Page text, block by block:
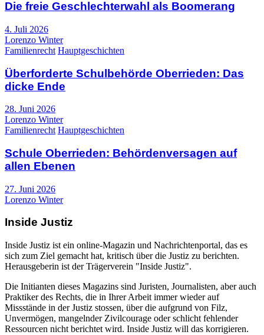
Die freie Geschlechterwahl als Boomerang
4. Juli 2026
Lorenzo Winter
Familienrecht Hauptgeschichten
Überforderte Schulbehörde Oberrieden: Das
dicke Ende
28. Juni 2026
Lorenzo Winter
Familienrecht Hauptgeschichten
Schule Oberrieden: Behördenversagen auf
allen Ebenen
27. Juni 2026
Lorenzo Winter
Inside Justiz
Inside Justiz ist ein online-Magazin und Nachrichtenportal, das es
sich zum Ziel gemacht hat, kritisch über die Justiz zu berichten.
Herausgeberin ist der Trägerverein "Inside Justiz".
Die Initianten dieses Magazins sind Juristen, Journalisten, aber auch
Praktiker des Rechts, die in Ihrer Arbeit immer wieder auf
Missstände in der Justiz stossen, über die aufgrund von Filz,
Unvermögen, mangelnder Zivilcourage oder schlicht fehlender
Ressourcen nicht berichtet wird. Inside Justiz will das korrigieren.